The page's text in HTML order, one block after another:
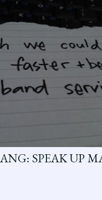
SPEAK UP